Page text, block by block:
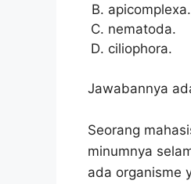
apicomplexa.
nematoda.
ciliophora.
Jawabannya
Seorang
minumnya
ada organisme